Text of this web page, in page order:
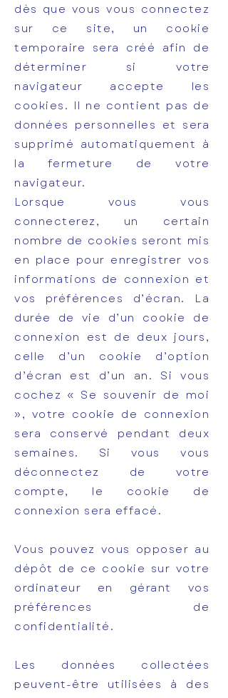
dès que vous vous connectez
sur ce site, un cookie
temporaire sera créé afin de
déterminer si votre
navigateur accepte les
cookies. Il ne contient pas de
données personnelles et sera
supprimé automatiquement à
la fermeture de votre
navigateur.
Lorsque vous vous
connecterez, un certain
nombre de cookies seront mis
en place pour enregistrer vos
informations de connexion et
vos préférences d’écran. La
durée de vie d’un cookie de
connexion est de deux jours,
celle d’un cookie d’option
d’écran est d’un an. Si vous
cochez « Se souvenir de moi
», votre cookie de connexion
sera conservé pendant deux
semaines. Si vous vous
déconnectez de votre
compte, le cookie de
connexion sera effacé.
Vous pouvez vous opposer au
dépôt de ce cookie sur votre
ordinateur en gérant vos
préférences de
confidentialité.
Les données collectées
peuvent-être utilisées à des